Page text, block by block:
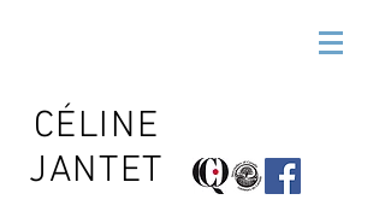
CÉLINE
JANTET